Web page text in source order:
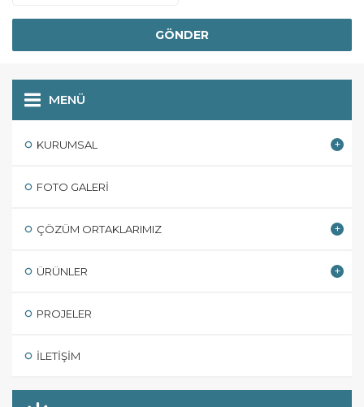
MENÜ
KURUMSAL
FOTO GALERI
ÇÖZÜM ORTAKLARIMIZ
ÜRÜNLER
PROJELER
İLETIŞIM